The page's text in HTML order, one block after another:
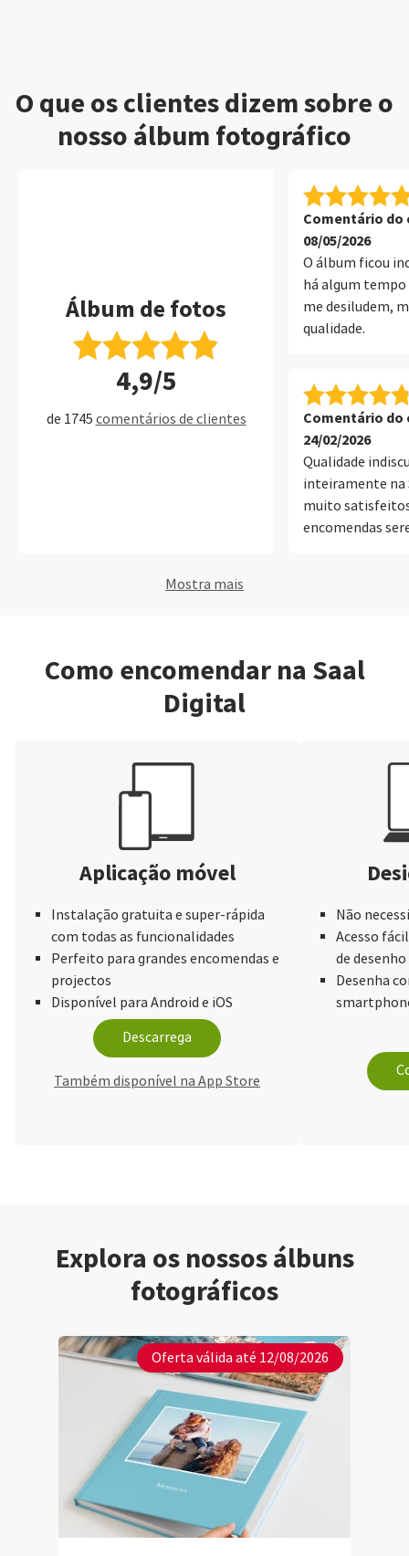
O que os clientes dizem sobre o
nosso álbum fotográfico
Álbum de fotos
4,9/5
de 1745 comentários de clientes
Comentário do
08/05/2026
O álbum ficou
há algum tempo
me desiludem,
qualidade.
Comentário do
24/02/2026
Qualidade
inteiramente na
muito
encomendas
Mostra mais
Como encomendar na Saal
Digital
Aplicação móvel
Instalação gratuita e super-rápida
com todas as funcionalidades
Perfeito para grandes encomendas e
projectos
Disponível para Android e iOS
Descarrega
Também disponível na App Store
Não
Acesso
de desenho
Desenha
Explora os nossos álbuns
fotográficos
Oferta válida até 12/08/2026